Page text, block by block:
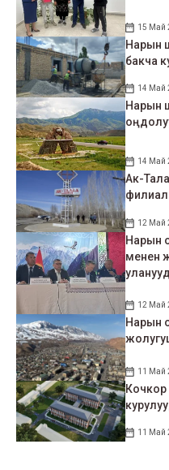
15 Май
Нарын
бакча
14 Май
Нарын
14 Май
Ак-Талаада "Унаа"
12 Май
Нарын
менен
12 Май
Нарын
11 Май
Кочкор
11 Май